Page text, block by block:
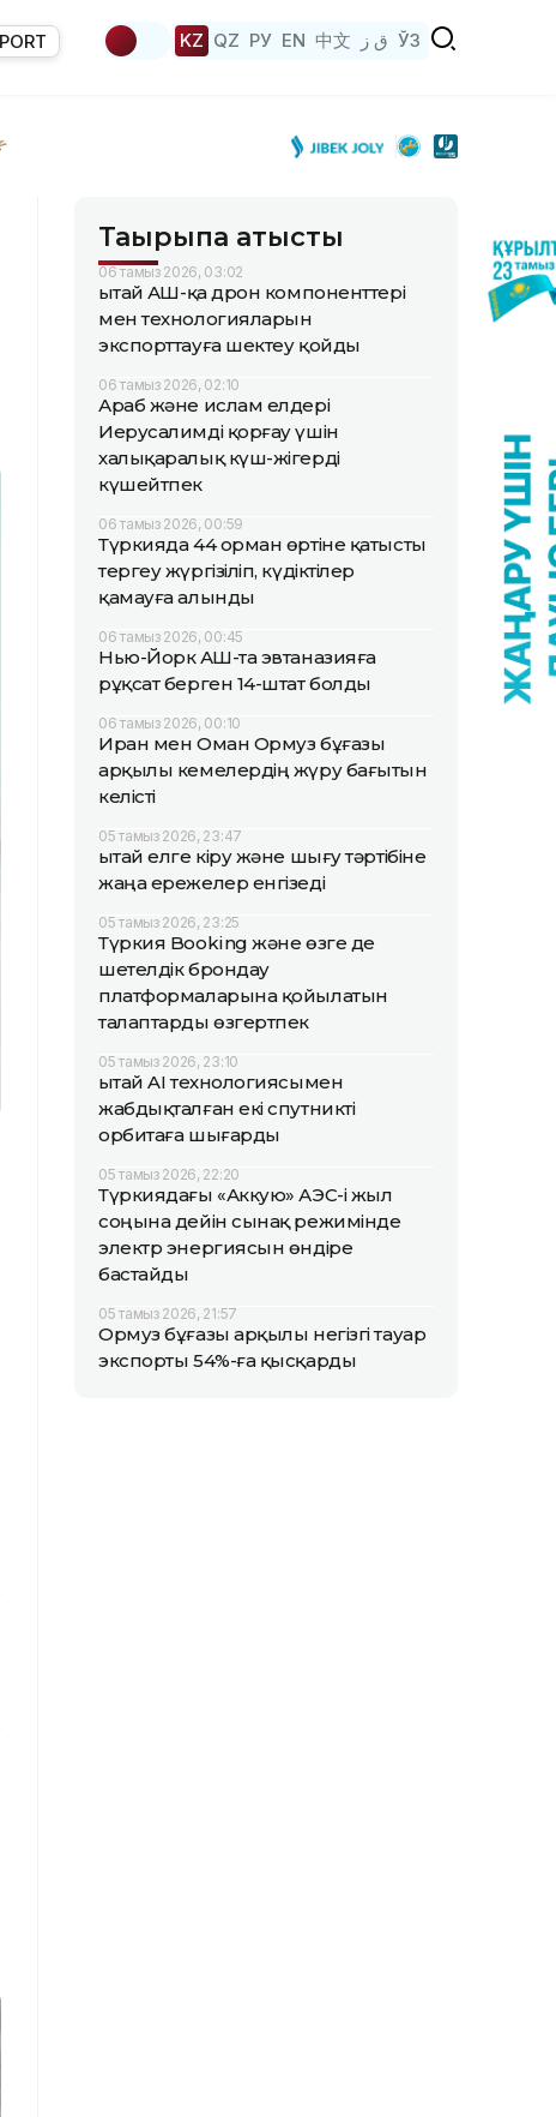
KZ QZ РУ EN 中文 ق ز ЎЗ
Тақырыпқа қатысты
06 тамыз 2026, 03:02
Қытай АҚШ-қа дрон компоненттері
мен технологияларын
экспорттауға шектеу қойды
06 тамыз 2026, 02:10
Араб және ислам елдері
Иерусалимді қорғау үшін
халықаралық күш-жігерді
күшейтпек
06 тамыз 2026, 00:59
Түркияда 44 орман өртіне қатысты
тергеу жүргізіліп, күдіктілер
қамауға алынды
06 тамыз 2026, 00:45
Нью-Йорк АҚШ-та эвтаназияға
рұқсат берген 14-штат болды
06 тамыз 2026, 00:10
Иран мен Оман Ормуз бұғазы
арқылы кемелердің жүру бағытын
келісті
05 тамыз 2026, 23:47
Қытай елге кіру және шығу тәртібіне
жаңа ережелер енгізеді
05 тамыз 2026, 23:25
Түркия Booking және өзге де
шетелдік брондау
платформаларына қойылатын
талаптарды өзгертпек
05 тамыз 2026, 23:10
Қытай AI технологиясымен
жабдықталған екі спутникті
орбитаға шығарды
05 тамыз 2026, 22:20
Түркиядағы «Аккую» АЭС-і жыл
соңына дейін сынақ режимінде
электр энергиясын өндіре
бастайды
05 тамыз 2026, 21:57
Ормуз бұғазы арқылы негізгі тауар
экспорты 54%-ға қысқарды